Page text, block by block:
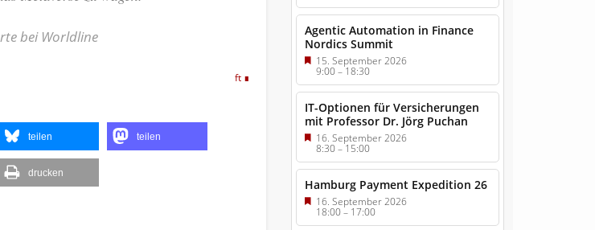
bei Worldline
ft
teilen teilen
drucken
Agentic Automation in Finance
Nordics Summit
15. September 2026
9:00–18:30
IT-Optionen für Versicherungen
mit Professor Dr. Jörg Puchan
16. September 2026
8:30–15:00
Hamburg Payment Expedition 26
16. September 2026
18:00– 17:00